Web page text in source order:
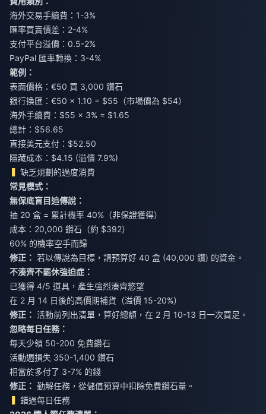
海外交易手續費：1-3%
匯率買賣價差：2-4%
支付平台溢價：0.5-2%
PayPal 匯率轉換：3-4%
範例：
表面價格：€50 買 3,000 鑽石
銀行換匯：€50 × 1.10 = $55（市場價為 $54）
海外手續費：$55 × 3% = $1.65
總計：$56.65
直接美元支付：$52.50
隱藏成本：$4.15 (溢價 7.9%)
缺乏規劃的過度消費
常見模式：
無保底盲目追傳說：
抽 20 盒 = 累計機率 40%（非保證獲得）
成本：20,000 鑽石（約 $392）
60% 的機率空手而歸
修正： 若以傳說為目標，請預算好 40 盒 (40,000 鑽) 的資金。
不湊齊不罷休強迫症：
已獲得 4/5 道具，產生強烈湊齊慾望
在 2 月 14 日後的高價期補貨（溢價 15-20%）
修正： 活動前列出清單，算好總額，在 2 月 10-13 日一次買足。
忽略每日任務：
每天少領 50-200 免費鑽石
活動週損失 350-1,400 鑽石
相當於多付了 3-7% 的錢
修正： 勤解任務，從儲值預算中扣除免費鑽石量。
錯過每日任務